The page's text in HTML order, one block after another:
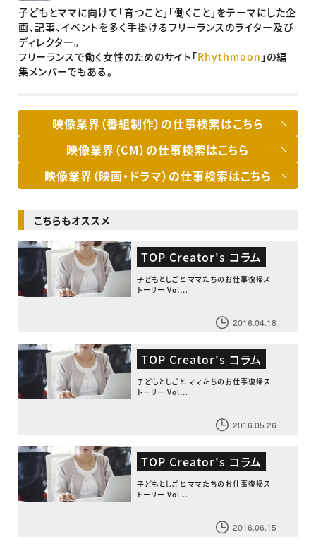
子どもとママに向けて「育つこと」「働くこと」をテーマにした企
画、記事、イベントを多く手掛けるフリーランスのライター及び
ディレクター。
フリーランスで働く女性のためのサイト「Rhythmoon 」の編
集メンバーでもある。
映像業界（番組制作）の仕事検索はこちら
映像業界（CM）の仕事検索はこちら
映像業界（映画・ドラマ）の仕事検索はこちら
こちらもオススメ
TOP Creator's コラム
子どもとしごと ママたちのお仕事復帰ス
トーリー Vol…
2016.04.18
TOP Creator's コラム
子どもとしごと ママたちのお仕事復帰ス
トーリー Vol…
2016.05.26
TOP Creator's コラム
子どもとしごと ママたちのお仕事復帰ス
トーリー Vol…
2016.06.15